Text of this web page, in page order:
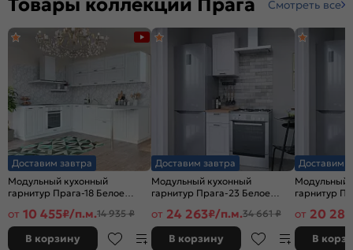
Смотреть все
Доставим завтра
Модульный кухонный
гарнитур Прага-18 Белое
2140x2190/2600x600
от 10 455₽/п.м.14 935 ₽
В корзину
Доставим завтра
Модульный кухонный
гарнитур Прага-23 Белое
от 24 263₽/п.м.34 661 ₽
В корзину
Доставим
Модульный
гарнитур
от 20 288
В